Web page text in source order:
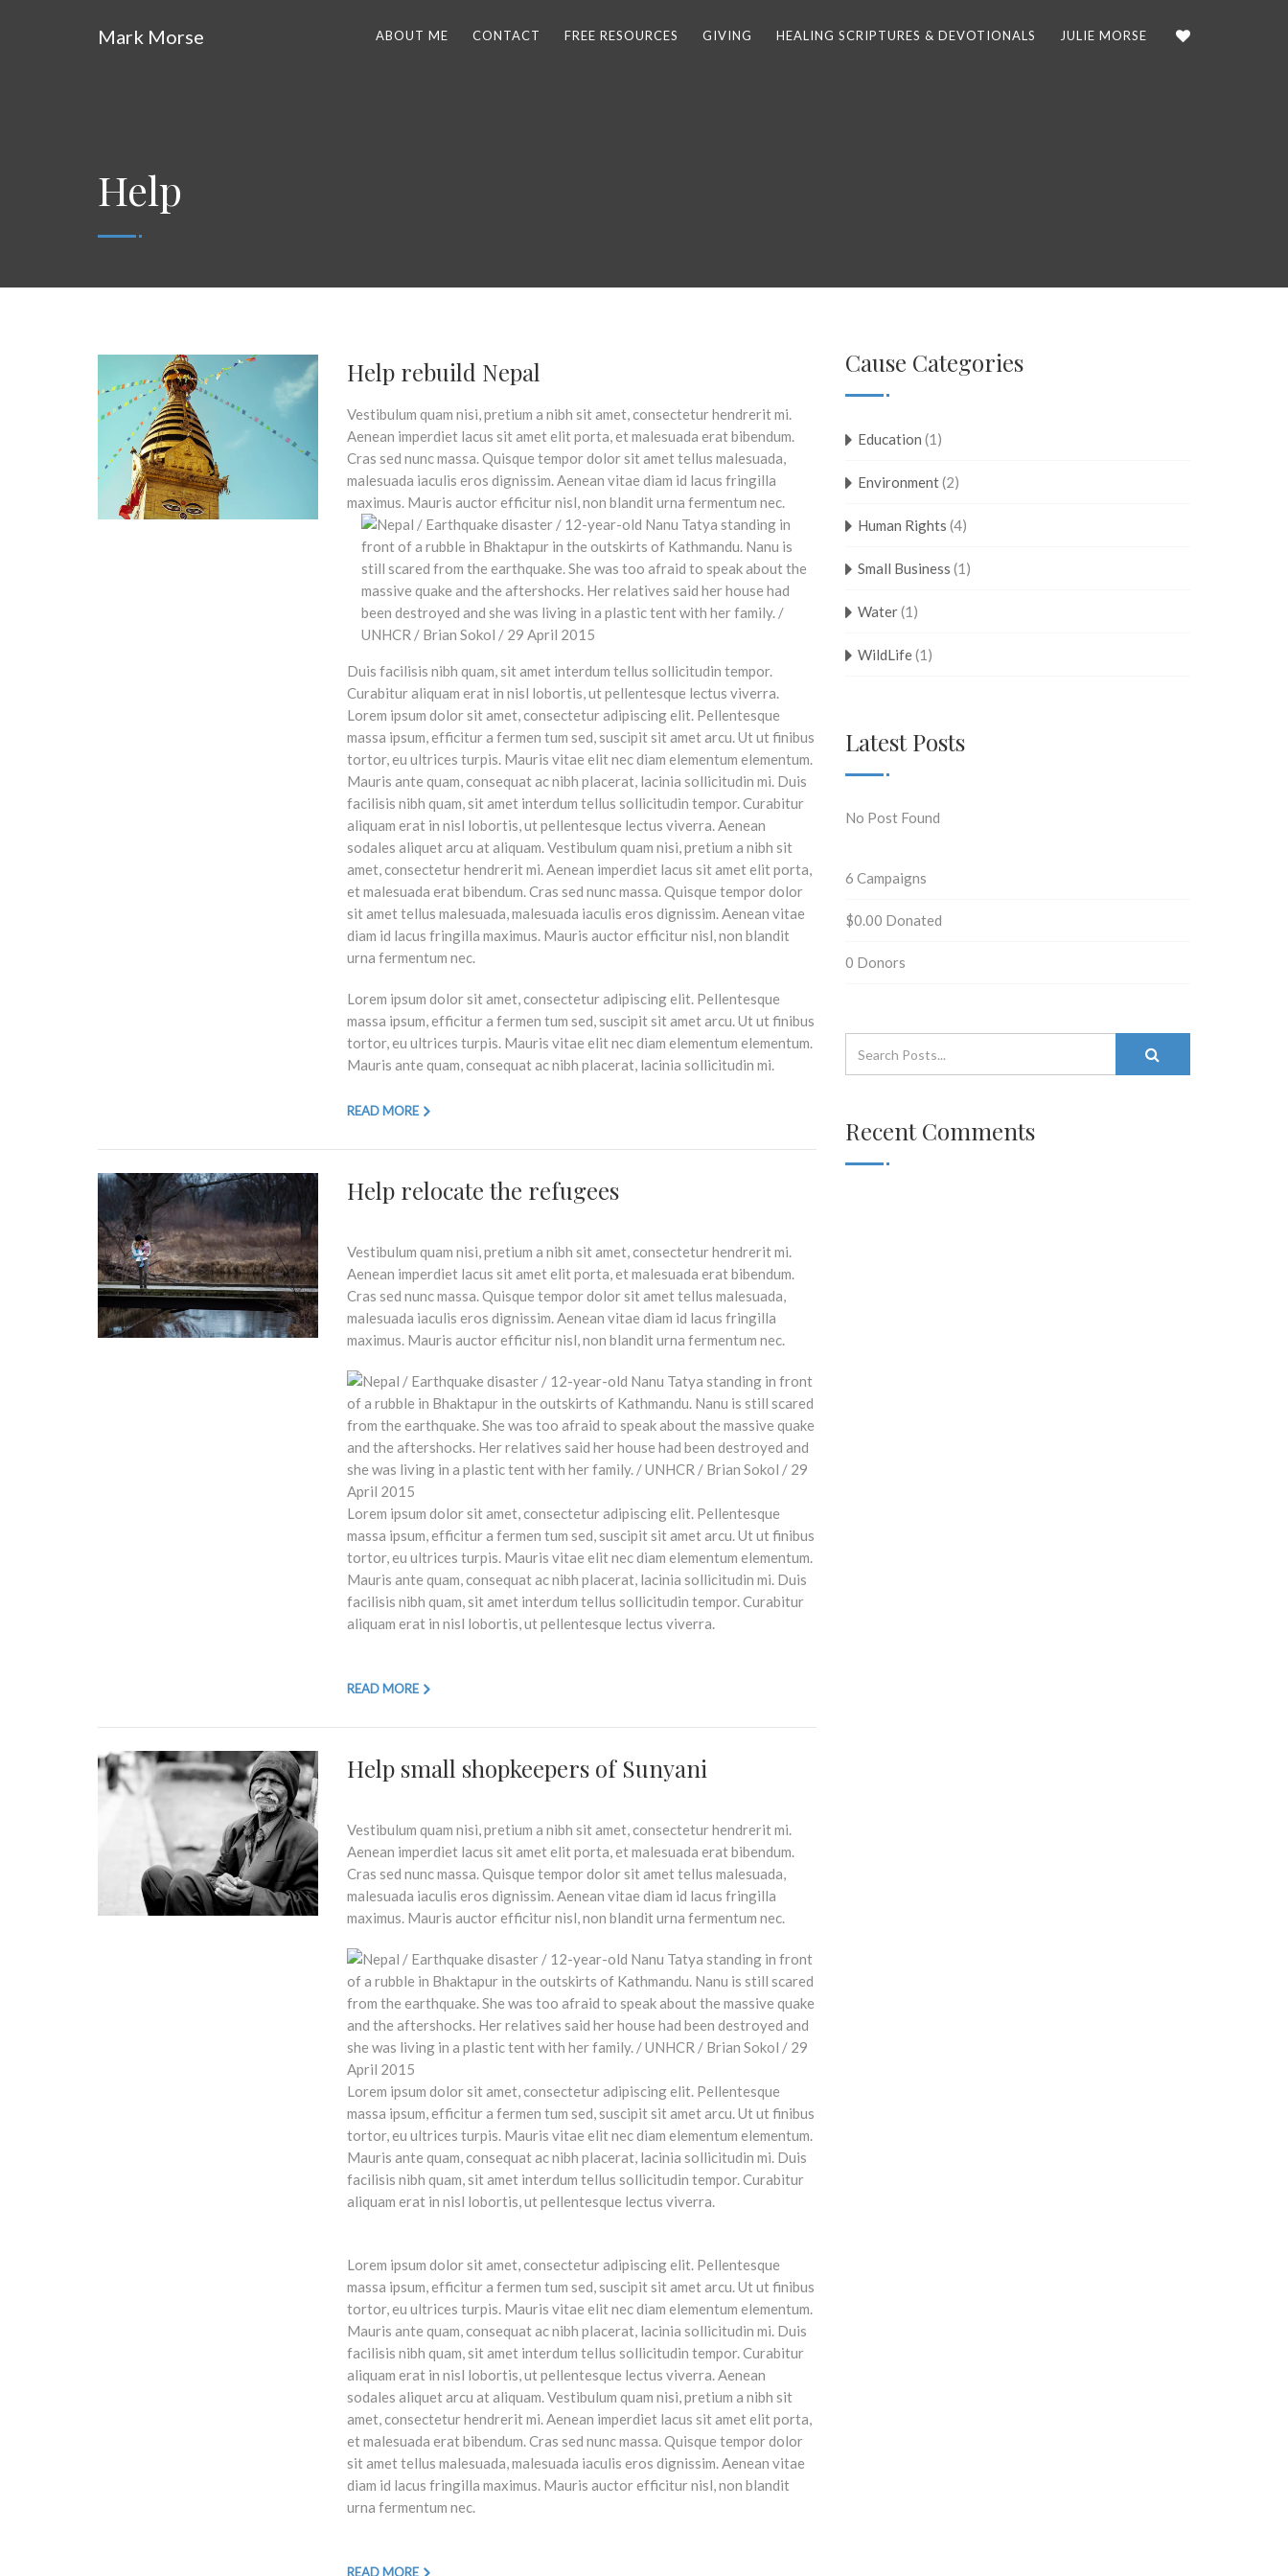
Mark Morse ABOUT ME CONTACT FREE RESOURCES GIVING HEALING SCRIPTURES & DEVOTIONALS JULIE MORSE
Help
Help rebuild Nepal
Vestibulum quam nisi, pretium a nibh sit amet, consectetur hendrerit mi.
Aenean imperdiet lacus sit amet elit porta, et malesuada erat bibendum.
Cras sed nunc massa. Quisque tempor dolor sit amet tellus malesuada,
malesuada iaculis eros dignissim. Aenean vitae diam id lacus fringilla
maximus. Mauris auctor efficitur nisl, non blandit urna fermentum nec.
Duis facilisis nibh quam, sit amet interdum tellus sollicitudin tempor.
Curabitur aliquam erat in nisl lobortis, ut pellentesque lectus viverra.
Lorem ipsum dolor sit amet, consectetur adipiscing elit. Pellentesque
massa ipsum, efficitur a fermen tum sed, suscipit sit amet arcu. Ut ut finibus
tortor, eu ultrices turpis. Mauris vitae elit nec diam elementum elementum.
Mauris ante quam, consequat ac nibh placerat, lacinia sollicitudin mi. Duis
facilisis nibh quam, sit amet interdum tellus sollicitudin tempor. Curabitur
aliquam erat in nisl lobortis, ut pellentesque lectus viverra. Aenean
sodales aliquet arcu at aliquam. Vestibulum quam nisi, pretium a nibh sit
amet, consectetur hendrerit mi. Aenean imperdiet lacus sit amet elit porta,
et malesuada erat bibendum. Cras sed nunc massa. Quisque tempor dolor
sit amet tellus malesuada, malesuada iaculis eros dignissim. Aenean vitae
diam id lacus fringilla maximus. Mauris auctor efficitur nisl, non blandit
urna fermentum nec.
Lorem ipsum dolor sit amet, consectetur adipiscing elit. Pellentesque
massa ipsum, efficitur a fermen tum sed, suscipit sit amet arcu. Ut ut finibus
tortor, eu ultrices turpis. Mauris vitae elit nec diam elementum elementum.
Mauris ante quam, consequat ac nibh placerat, lacinia sollicitudin mi.
READ MORE
Help relocate the refugees
Vestibulum quam nisi, pretium a nibh sit amet, consectetur hendrerit mi.
Aenean imperdiet lacus sit amet elit porta, et malesuada erat bibendum.
Cras sed nunc massa. Quisque tempor dolor sit amet tellus malesuada,
malesuada iaculis eros dignissim. Aenean vitae diam id lacus fringilla
maximus. Mauris auctor efficitur nisl, non blandit urna fermentum nec.
Lorem ipsum dolor sit amet, consectetur adipiscing elit. Pellentesque
massa ipsum, efficitur a fermen tum sed, suscipit sit amet arcu. Ut ut finibus
tortor, eu ultrices turpis. Mauris vitae elit nec diam elementum elementum.
Mauris ante quam, consequat ac nibh placerat, lacinia sollicitudin mi. Duis
facilisis nibh quam, sit amet interdum tellus sollicitudin tempor. Curabitur
aliquam erat in nisl lobortis, ut pellentesque lectus viverra.
READ MORE
Help small shopkeepers of Sunyani
Vestibulum quam nisi, pretium a nibh sit amet, consectetur hendrerit mi.
Aenean imperdiet lacus sit amet elit porta, et malesuada erat bibendum.
Cras sed nunc massa. Quisque tempor dolor sit amet tellus malesuada,
malesuada iaculis eros dignissim. Aenean vitae diam id lacus fringilla
maximus. Mauris auctor efficitur nisl, non blandit urna fermentum nec.
Lorem ipsum dolor sit amet, consectetur adipiscing elit. Pellentesque
massa ipsum, efficitur a fermen tum sed, suscipit sit amet arcu. Ut ut finibus
tortor, eu ultrices turpis. Mauris vitae elit nec diam elementum elementum.
Mauris ante quam, consequat ac nibh placerat, lacinia sollicitudin mi. Duis
facilisis nibh quam, sit amet interdum tellus sollicitudin tempor. Curabitur
aliquam erat in nisl lobortis, ut pellentesque lectus viverra.
Lorem ipsum dolor sit amet, consectetur adipiscing elit. Pellentesque
massa ipsum, efficitur a fermen tum sed, suscipit sit amet arcu. Ut ut finibus
tortor, eu ultrices turpis. Mauris vitae elit nec diam elementum elementum.
Mauris ante quam, consequat ac nibh placerat, lacinia sollicitudin mi. Duis
facilisis nibh quam, sit amet interdum tellus sollicitudin tempor. Curabitur
aliquam erat in nisl lobortis, ut pellentesque lectus viverra. Aenean
sodales aliquet arcu at aliquam. Vestibulum quam nisi, pretium a nibh sit
amet, consectetur hendrerit mi. Aenean imperdiet lacus sit amet elit porta,
et malesuada erat bibendum. Cras sed nunc massa. Quisque tempor dolor
sit amet tellus malesuada, malesuada iaculis eros dignissim. Aenean vitae
diam id lacus fringilla maximus. Mauris auctor efficitur nisl, non blandit
urna fermentum nec.
READ MORE
Cause Categories
Education (1)
Environment(2)
Human Rights (4)
Small Business (1)
Water(1)
WildLife(1)
Latest Posts
No Post Found
6 Campaigns
$0.00 Donated
0 Donors
Recent Comments